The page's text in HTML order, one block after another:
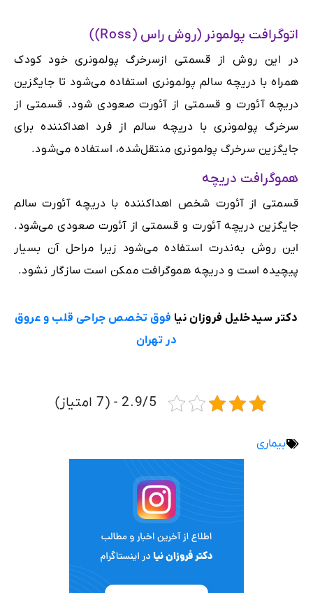
اتوگرافت پولمونر (روش راس (Ross))
در این روش از قسمتی ازسرخرگ پولمونری خود کودک
همراه با دریچه سالم پولمونری استفاده می‌شود تا جایگزین
دریچه آئورت و قسمتی از آئورت صعودی شود. قسمتی از
سرخرگ پولمونری با دریچه سالم از فرد اهدا‌کننده برای
جایگزین‌ سرخرگ پولمونری منتقل‌شده، استفاده می‌شود.
هموگرافت دریچه
قسمتی از آئورت شخص اهداکننده با دریچه آئورت سالم
جایگزین دریچه آئورت و قسمتی از آئورت صعودی می‌شود.
این روش به‌ندرت استفاده می‌شود زیرا مراحل آن بسیار
پیچیده است و دریچه هموگرافت ممکن است سازگار نشود.
دکتر سیدخلیل فروزان نیا فوق تخصص جراحی قلب و عروق
در تهران
2.9/5 - (7 امتیاز)
بیماری